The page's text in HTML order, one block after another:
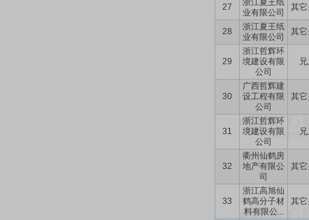
27
浙江夏王纸
业有限公司
其
28
浙江夏王纸
业有限公司
其
29
浙江哲辉环
境建设有限
公司
30
广西哲辉建
设工程有限
公司
其
31
浙江哲辉环
境建设有限
公司
32
衢州仙鹤房
地产有限公
司
其
33
浙江高旭仙
鹤高分子材
料有限公...
其